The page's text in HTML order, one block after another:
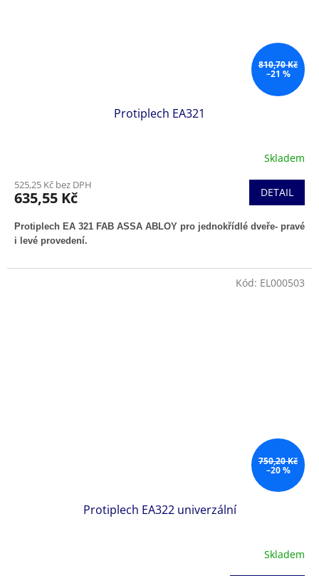
810,70 Kč
–21 %
Protiplech EA321
Skladem
525,25 Kč bez DPH
635,55 Kč DETAIL
Protiplech EA 321 FAB ASSA ABLOY pro jednokřídlé dveře- pravé
i levé provedení.
750,20 Kč
–20 %
Protiplech EA322 univerzální
Skladem
Kód: EL000503